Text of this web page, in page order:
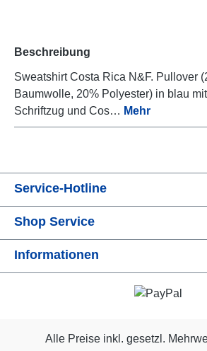
Beschreibung
Sweatshirt Costa Rica N&F. Pullover
Baumwolle, 20% Polyester) in blau
Schriftzug und Cos… Mehr
Service-Hotline
Shop Service
Informationen
Alle Preise inkl. gesetzl.